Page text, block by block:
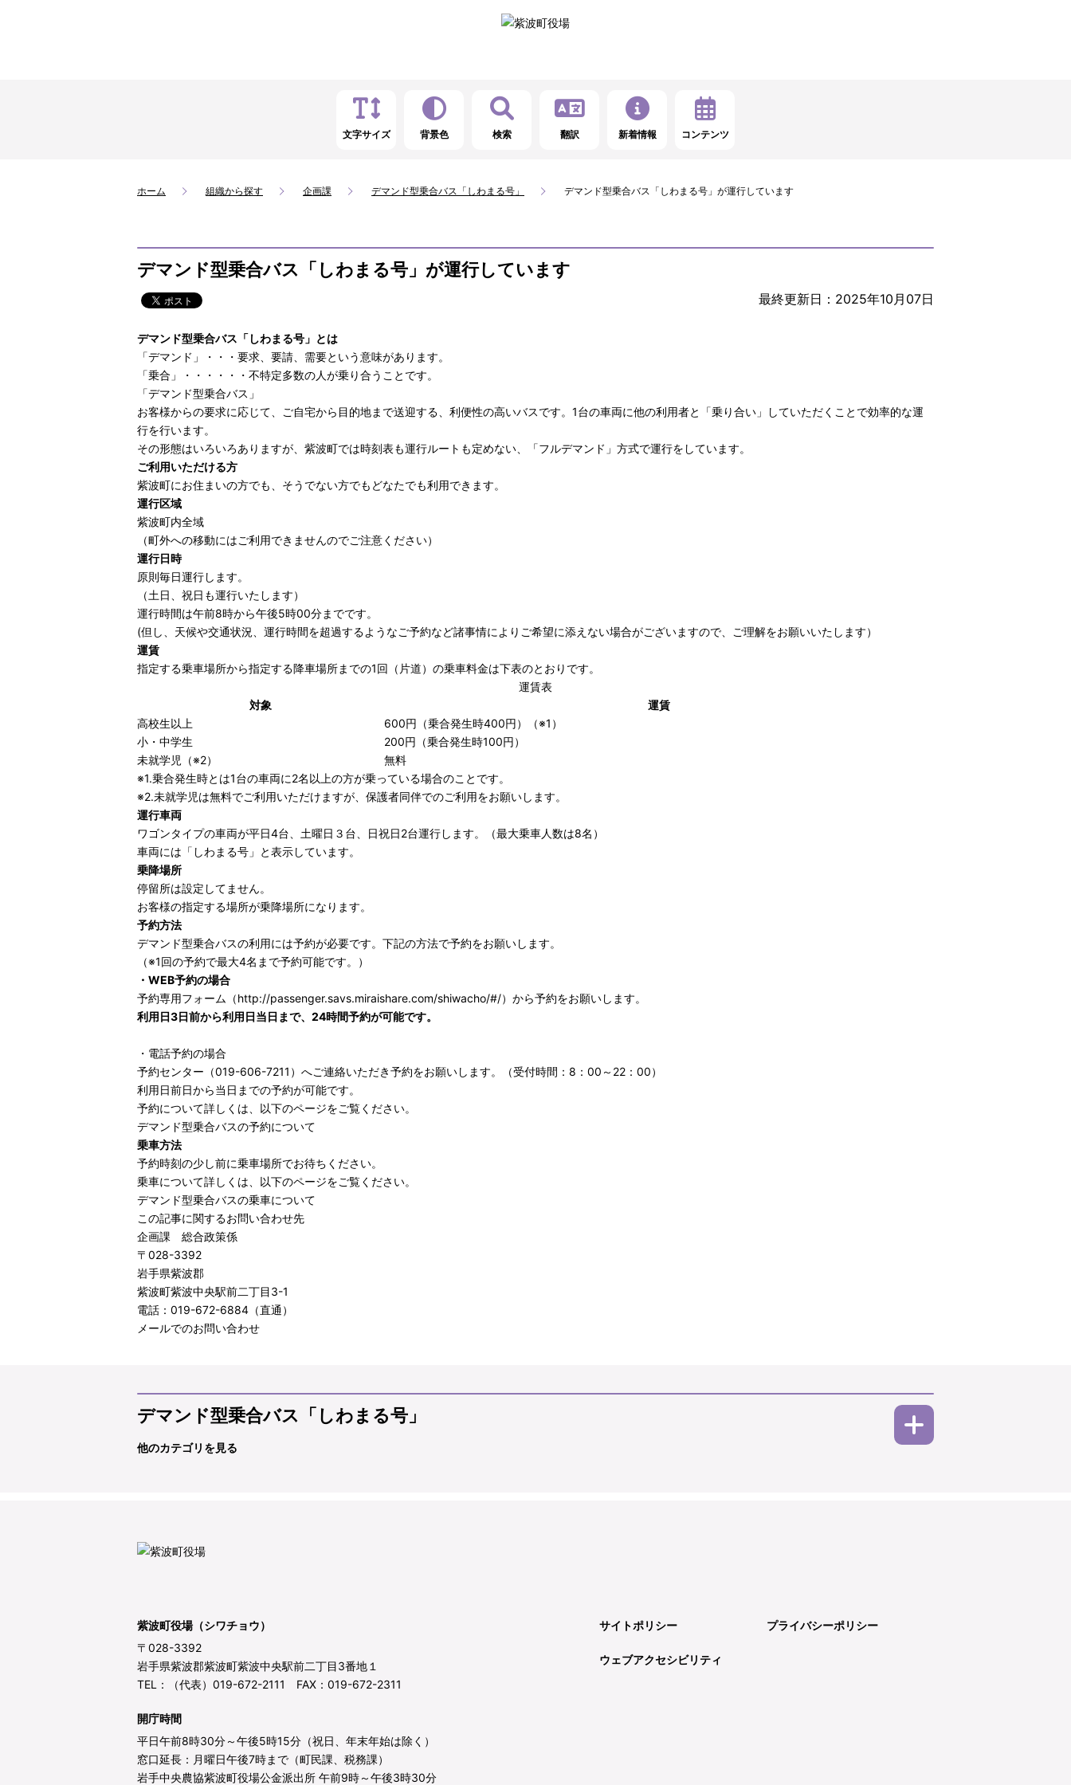
文字サイズ 背景色 検索 翻訳 新着情報 コンテンツ
ホーム 組織から探す 企画課 デマンド型乗合バス「しわまる号」 デマンド型乗合バス「しわまる号」が運行しています
デマンド型乗合バス「しわまる号」が運行しています
最終更新日：2025年10月07日
デマンド型乗合バス「しわまる号」とは
「デマンド」・・・要求、要請、需要という意味があります。
「乗合」・・・・・・不特定多数の人が乗り合うことです。
「デマンド型乗合バス」
お客様からの要求に応じて、ご自宅から目的地まで送迎する、利便性の高いバスです。1台の車両に他の利用者と「乗り合い」していただくことで効率的な運
行を行います。
その形態はいろいろありますが、紫波町では時刻表も運行ルートも定めない、「フルデマンド」方式で運行をしています。
ご利用いただける方
紫波町にお住まいの方でも、そうでない方でもどなたでも利用できます。
運行区域
紫波町内全域
（町外への移動にはご利用できませんのでご注意ください）
運行日時
原則毎日運行します。
（土日、祝日も運行いたします）
運行時間は午前8時から午後5時00分までです。
(但し、天候や交通状況、運行時間を超過するようなご予約など諸事情によりご希望に添えない場合がございますので、ご理解をお願いいたします）
運賃
指定する乗車場所から指定する降車場所までの1回（片道）の乗車料金は下表のとおりです。
運賃表
対象
運賃
高校生以上
600円（乗合発生時400円）（※1）
小・中学生
200円（乗合発生時100円）
未就学児（※2）
無料
※1.乗合発生時とは1台の車両に2名以上の方が乗っている場合のことです。
※2.未就学児は無料でご利用いただけますが、保護者同伴でのご利用をお願いします。
運行車両
ワゴンタイプの車両が平日4台、土曜日３台、日祝日2台運行します。（最大乗車人数は8名）
車両には「しわまる号」と表示しています。
乗降場所
停留所は設定してません。
お客様の指定する場所が乗降場所になります。
予約方法
デマンド型乗合バスの利用には予約が必要です。下記の方法で予約をお願いします。
（※1回の予約で最大4名まで予約可能です。）
・WEB予約の場合
予約専用フォーム（http://passenger.savs.miraishare.com/shiwacho/#/）から予約をお願いします。
利用日3日前から利用日当日まで、24時間予約が可能です。
・電話予約の場合
予約センター（019-606-7211）へご連絡いただき予約をお願いします。（受付時間：8：00～22：00）
利用日前日から当日までの予約が可能です。
予約について詳しくは、以下のページをご覧ください。
デマンド型乗合バスの予約について
乗車方法
予約時刻の少し前に乗車場所でお待ちください。
乗車について詳しくは、以下のページをご覧ください。
デマンド型乗合バスの乗車について
この記事に関するお問い合わせ先
企画課 総合政策係
〒028-3392
岩手県紫波郡
紫波町紫波中央駅前二丁目3-1
電話：019-672-6884（直通）
メールでのお問い合わせ
デマンド型乗合バス「しわまる号」
他のカテゴリを見る
紫波町役場（シワチョウ）
〒028-3392
岩手県紫波郡紫波町紫波中央駅前二丁目3番地１
TEL：（代表）019-672-2111 FAX：019-672-2311
開庁時間
平日午前8時30分～午後5時15分（祝日、年末年始は除く）
窓口延長：月曜日午後7時まで（町民課、税務課）
岩手中央農協紫波町役場公金派出所 午前9時～午後3時30分
サイトポリシー プライバシーポリシー
ウェブアクセシビリティ